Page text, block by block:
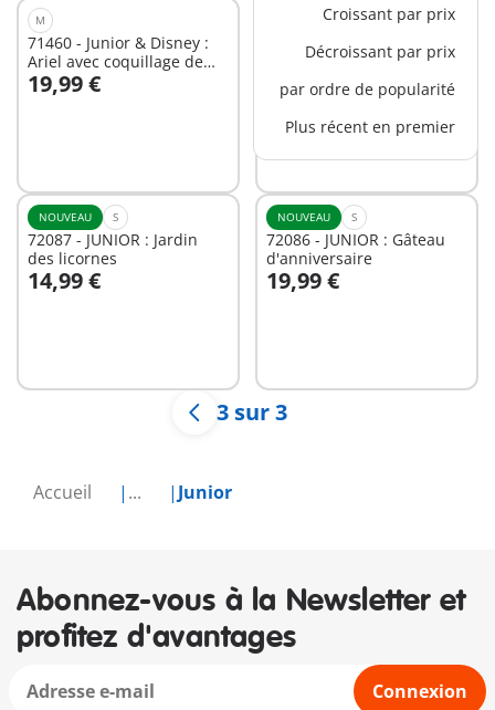
Accueil ... Junior
Croissant par prix
Décroissant par prix
par ordre de popularité
Plus récent en premier
M
71460 - Junior & Disney :
Ariel avec coquillage de
bain
19,99 €
Au panier
71771 - JUNIOR & Disney :
Mickey astronaute avec sa
19,99 €
Au panier
NOUVEAU S
72087 - JUNIOR : Jardin
des licornes
14,99 €
Au panier
NOUVEAU S
72086 - JUNIOR : Gâteau
d'anniversaire
19,99 €
Au panier
3 sur 3
Abonnez-vous à la Newsletter et
profitez d'avantages
Connexion